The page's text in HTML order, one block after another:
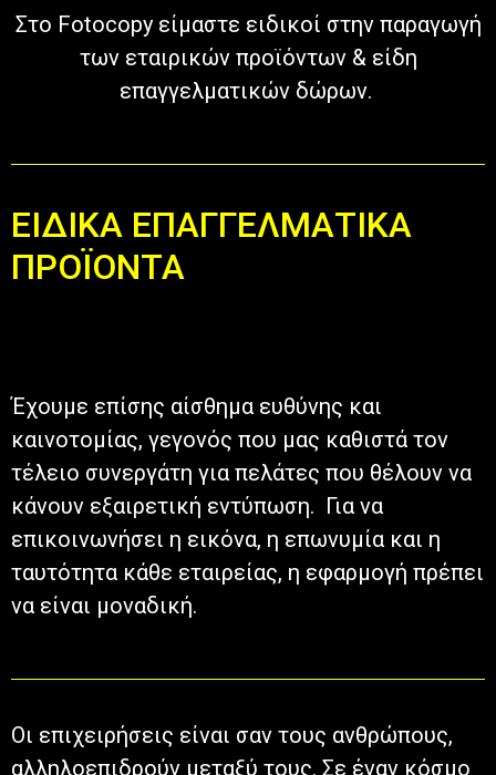
Στο Fotocopy είμαστε ειδικοί στην παραγωγή
των εταιρικών προϊόντων & είδη
επαγγελματικών δώρων.
ΕΙΔΙΚΑ ΕΠΑΓΓΕΛΜΑΤΙΚΑ
ΠΡΟΪΟΝΤΑ
Έχουμε επίσης αίσθημα ευθύνης και
καινοτομίας, γεγονός που μας καθιστά τον
τέλειο συνεργάτη για πελάτες που θέλουν να
κάνουν εξαιρετική εντύπωση. Για να
επικοινωνήσει η εικόνα, η επωνυμία και η
ταυτότητα κάθε εταιρείας, η εφαρμογή πρέπει
να είναι μοναδική.
Οι επιχειρήσεις είναι σαν τους ανθρώπους,
αλληλοεπιδρούν μεταξύ τους. Σε έναν κόσμο